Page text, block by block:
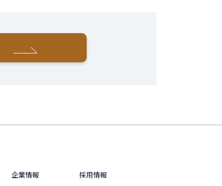
企業情報 採用情報